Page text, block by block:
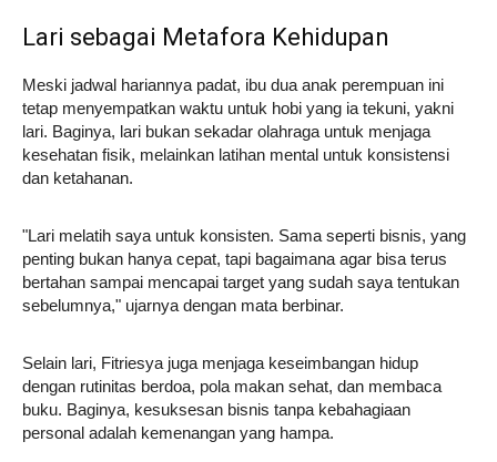
Lari sebagai Metafora Kehidupan
Meski jadwal hariannya padat, ibu dua anak perempuan ini
tetap menyempatkan waktu untuk hobi yang ia tekuni, yakni
lari. Baginya, lari bukan sekadar olahraga untuk menjaga
kesehatan fisik, melainkan latihan mental untuk konsistensi
dan ketahanan.
"Lari melatih saya untuk konsisten. Sama seperti bisnis, yang
penting bukan hanya cepat, tapi bagaimana agar bisa terus
bertahan sampai mencapai target yang sudah saya tentukan
sebelumnya," ujarnya dengan mata berbinar.
Selain lari, Fitriesya juga menjaga keseimbangan hidup
dengan rutinitas berdoa, pola makan sehat, dan membaca
buku. Baginya, kesuksesan bisnis tanpa kebahagiaan
personal adalah kemenangan yang hampa.